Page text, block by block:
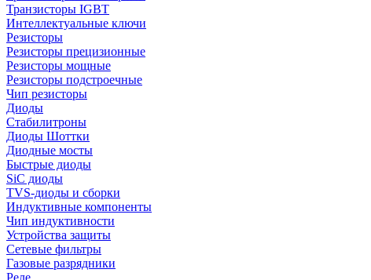
Транзисторы IGBT
Интеллектуальные ключи
Резисторы
Резисторы прецизионные
Резисторы мощные
Резисторы подстроечные
Чип резисторы
Диоды
Стабилитроны
Диоды Шоттки
Диодные мосты
Быстрые диоды
SiC диоды
TVS-диоды и сборки
Индуктивные компоненты
Чип индуктивности
Устройства защиты
Сетевые фильтры
Газовые разрядники
Реле